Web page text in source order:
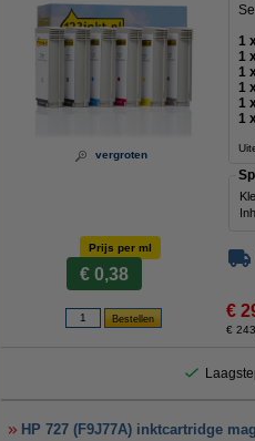
vergroten
1
1
1
1
1
1
Prijs per ml
€ 0,38
€
€
HP 727 (F9J77A) inktcartridge